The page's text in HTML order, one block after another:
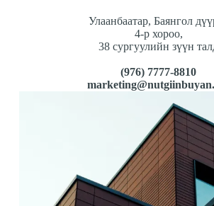
Улаанбаатар, Баянгол
4-р хороо,
38 сургуулийн зүүн
(976) 7777-8810